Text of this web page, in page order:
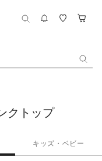
クトップ
キッズ・ベビー